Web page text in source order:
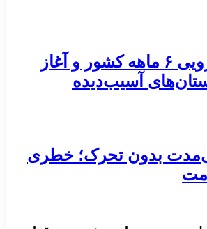
تأمین ذخایر دارویی ۶ ماهه کشور و آغاز
آسیب‌دیده
بدون تحرک؛ خطری